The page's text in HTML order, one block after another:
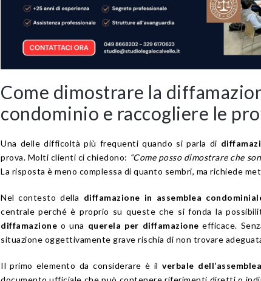
Come dimostrare la
condominio e raccogliere le
Una delle difficoltà più frequenti quando si parla di
prova. Molti clienti ci chiedono: “Come posso dimostrare che
La risposta è meno complessa di quanto sembri, ma richiede
Nel contesto della diffamazione in assemblea
centrale perché è proprio su queste che si fonda la
diffamazione o una querela per diffamazione efficace.
situazione oggettivamente grave rischia di non trovare
Il primo elemento da considerare è ilverbale